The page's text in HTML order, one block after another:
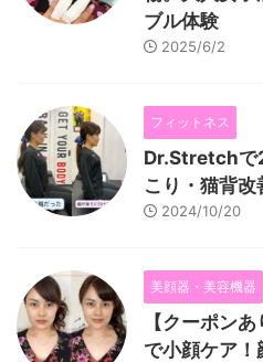
ブル体験
2025/6/2
フィットネス
Dr.Stretchで
こり・猫背
2024/10/20
美顔器・美容機器
【クーポン
で小顔ケア！